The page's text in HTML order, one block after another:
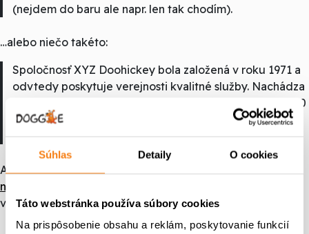
Súhlas Detaily O cookies
Táto webstránka používa súbory cookies
Na prispôsobenie obsahu a reklám, poskytovanie funkcií
(nejdem do baru ale napr. len tak chodím).
…alebo niečo takéto:
Spoločnosť XYZ Doohickey bola založená v roku 1971 a
odvtedy poskytuje verejnosti kvalitné služby. Nachádza
sa v meste Gotham City, XYZ zamestnáva viac ako 2 000
ľudí a robí všetky druhy úžasných vecí pre komunitu
Ako nový používateľ WordPress môžete prejsť na
nástenku
váš obsah. Bavte sa!